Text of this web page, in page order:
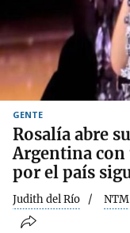
GENTE
Rosalía abre
Argentina
por el país
Judith del Río NTM